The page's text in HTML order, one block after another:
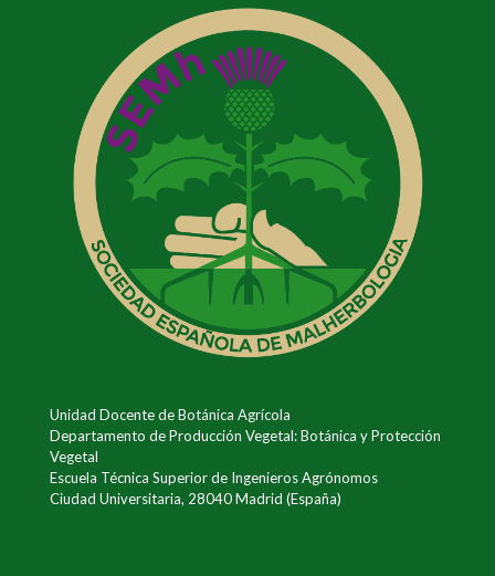
Unidad Docente de Botánica Agrícola
Departamento de Producción Vegetal: Botánica y Protección
Vegetal
Escuela Técnica Superior de Ingenieros Agrónomos
Ciudad Universitaria, 28040 Madrid (España)